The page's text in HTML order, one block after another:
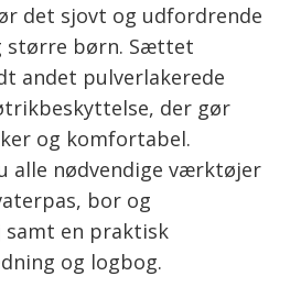
det sjovt og udfordrende
større børn. Sættet
andet pulverlakerede
der gør
og komfortabel.
alle nødvendige værktøjer
bor og
en praktisk
og logbog.